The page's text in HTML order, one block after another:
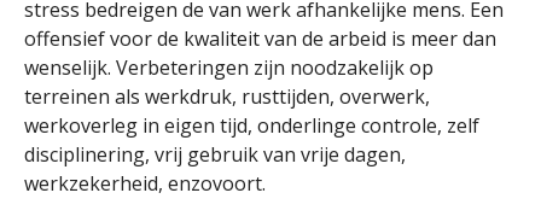
stress bedreigen de van werk afhankelijke mens. Een
offensief voor de kwaliteit van de arbeid is meer dan
wenselijk. Verbeteringen zijn noodzakelijk op
terreinen als werkdruk, rusttijden, overwerk,
werkoverleg in eigen tijd, onderlinge controle, zelf
disciplinering, vrij gebruik van vrije dagen,
werkzekerheid, enzovoort.